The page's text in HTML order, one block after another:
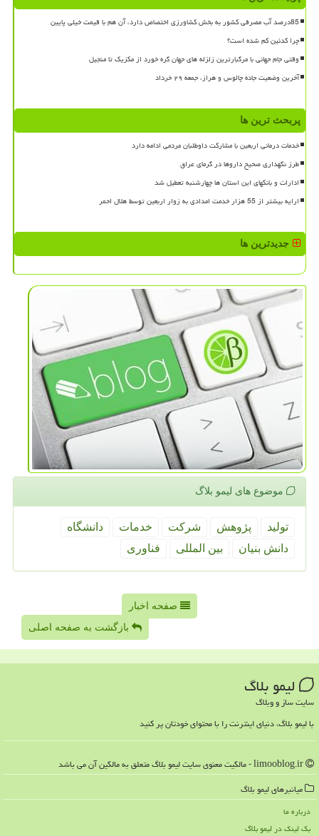
85درصد آب مصرفی کشور به بخش کشاورزی اختصاص دارد، آن هم با قیمت خیلی پایین
چرا کدئین کم شده است؟
وقتی جام جهانی با مرگبارترین زلزله های جهان گره خورد از مکزیک تا منجیل
آخرین وضعیت جاده چالوس و هراز، جمعه ۲۹ خرداد
پربحث ترین ها
خدمات درمانی اربعین با مشارکت داوطلبان مردمی ادامه دارد
طرز نگهداری صحیح داروها در گرمای عراق
ادارات و بانکهای این استان ها چهارشنبه تعطیل شد
ارایه بیشتر از 55 هزار خدمت امدادی به زوار اربعین توسط هلال احمر
جدیدترین ها
موضوع های لیمو بلاگ
تولید پژوهش شركت خدمات
دانشگاه
دانش بنیان
بین المللی فناوری
صفحه اخبار
بازگشت به صفحه اصلی
لیمو بلاگ
سایت ساز و وبلاگ
با لیمو بلاگ، دنیای اینترنت را با محتوای خودتان پر کنید
میانبرهای لیمو بلاگ
درباره ما
بک لینک در لیمو بلاگ